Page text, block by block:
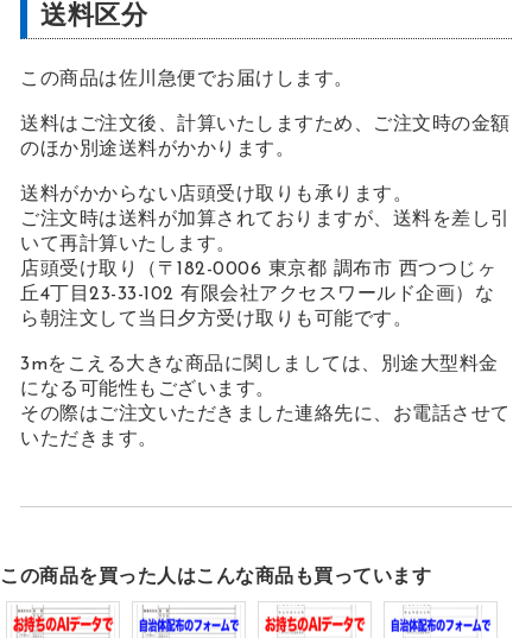
送料区分
この商品は佐川急便でお届けします。
送料はご注文後、計算いたしますため、ご注文時の金額
のほか別途送料がかかります。
送料がかからない店頭受け取りも承ります。
ご注文時は送料が加算されておりますが、送料を差し引
いて再計算いたします。
店頭受け取り（〒182-0006 東京都 調布市 西つつじヶ
丘4丁目23-33-102 有限会社アクセスワールド企画）な
ら朝注文して当日夕方受け取りも可能です。
3mをこえる大きな商品に関しましては、別途大型料金
になる可能性もございます。
その際はご注文いただきました連絡先に、お電話させて
いただきます。
この商品を買った人はこんな商品も買っています